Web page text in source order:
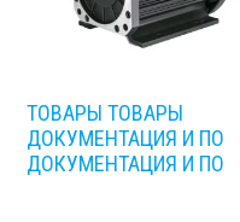
ТОВАРЫ ТОВАРЫ
ДОКУМЕНТАЦИЯ И ПО
ДОКУМЕНТАЦИЯ И ПО